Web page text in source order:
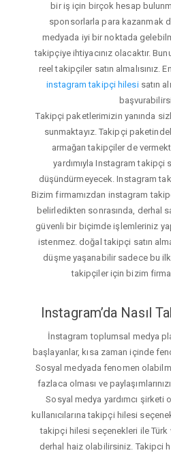
bir iş için birçok hesap
sponsorlarla para kazanmak
medyada iyi bir noktada
takipçiye ihtiyacınız olacaktır.
reel takipçiler satın almalısınız.
instagram takipçi hilesisatın
Takipçi paketlerimizin yanında
sunmaktayız. Takipçi
armağan takipçiler de
yardımıyla Instagram takipçi
düşündürmeyecek. Instagram
Bizim firmamızdan instagram
belirledikten sonrasında, derhal
güvenli bir biçimde işlemleriniz
istenmez. doğal takipçi satın
düşme yaşanabilir sadece bu
takipçiler için bizim
Instagram’da Nasıl
İnstagram toplumsal medya
başlayanlar, kısa zaman içinde
Sosyal medyada fenomen
fazlaca olması ve
Sosyal medya yardımcı şirketi
kullanıcılarına takipçi hilesi
takipçi hilesi seçenekleri ile Türk
derhal haiz olabilirsiniz. Takipci